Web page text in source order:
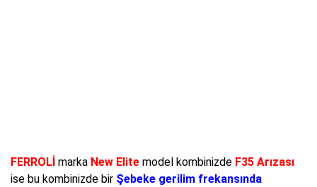
FERROLİ marka New Elite model kombinizde F35 Arızası
ise bu kombinizde bir Şebeke gerilim frekansında